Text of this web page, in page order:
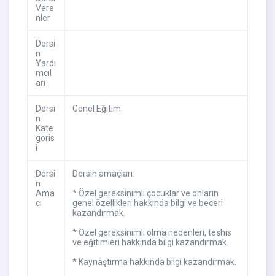
Vere
nler
Dersi
n
Yardı
mcıl
arı
Dersi
n
Kate
goris
i
Genel Eğitim
Dersi
n
Ama
cı
Dersin amaçları:
* Özel gereksinimli çocuklar ve onların
genel özellikleri hakkında bilgi ve beceri
kazandırmak.
* Özel gereksinimli olma nedenleri, teşhis
ve eğitimleri hakkında bilgi kazandırmak.
* Kaynaştırma hakkında bilgi kazandırmak.